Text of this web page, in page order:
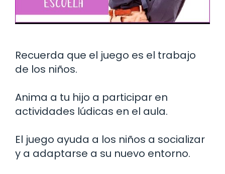
Recuerda que el juego es el trabajo
de los niños.
Anima a tu hijo a participar en
actividades lúdicas en el aula.
El juego ayuda a los niños a socializar
y a adaptarse a su nuevo entorno.